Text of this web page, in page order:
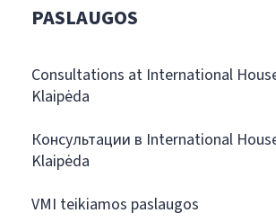
PASLAUGOS
Consultations at International
Klaipėda
Консультации в International
Klaipėda
VMI teikiamos paslaugos